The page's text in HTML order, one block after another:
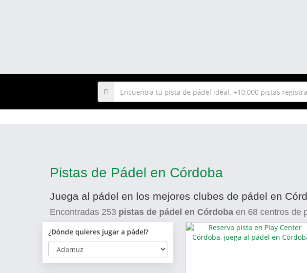
Pistas de Pádel en Córdoba
Juega al pádel en los mejores clubes de pádel en
Encontradas 253 pistas de pádel en Córdoba en 68 centros de
¿Dónde quieres jugar a pádel?